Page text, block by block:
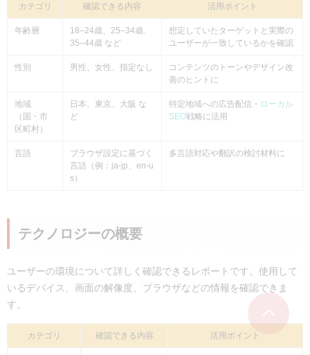
カテゴリ 確認できる内容 活用ポイント
年齢層
18–24歳、25–34歳、
35–44歳 など
想定していたターゲットと実際の
ユーザーが一致しているかを確認
性別 男性、女性、指定なし
コンテンツのトーンやデザイン改
善のヒントに
地域
（国・市
区町村）
日本、東京、大阪 な
ど
特定地域への広告配信・ ローカル
SEO戦略に活用
言語
ブラウザ設定に基づく
言語（例：ja-jp、en-u
s）
多言語対応や翻訳の検討材料に
テクノロジーの概要
ユーザーの環境について詳しく確認できるレポートです。使用して
いるデバイス、画面の解像度、ブラウザなどの情報を確認できま
す。
カテゴリ 確認できる内容 活用ポイント